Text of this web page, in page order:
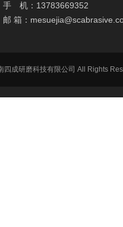
手 机：13783669352
邮 箱：
四成研磨科技有限公司 All Rights